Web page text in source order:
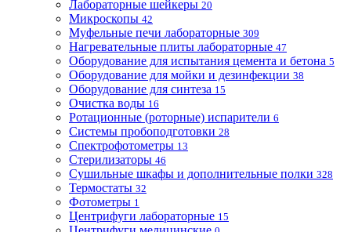
Лабораторные шейкеры 20
Микроскопы 42
Муфельные печи лабораторные 309
Нагревательные плиты лабораторные 47
Оборудование для испытания цемента и бетона 5
Оборудование для мойки и дезинфекции 38
Оборудование для синтеза 15
Очистка воды 16
Ротационные (роторные) испарители 6
Системы пробоподготовки 28
Спектрофотометры 13
Стерилизаторы 46
Сушильные шкафы и дополнительные полки 328
Термостаты 32
Фотометры 1
Центрифуги лабораторные 15